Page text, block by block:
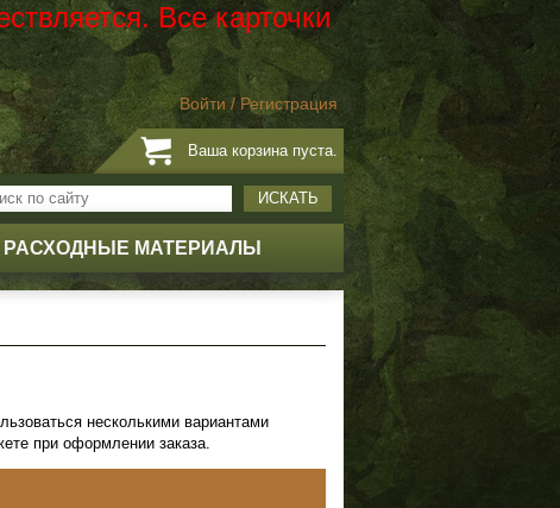
Все карточки
Войти / Регистрация
Ваша корзина пуста.
ИСКАТЬ
РАСХОДНЫЕ МАТЕРИАЛЫ
несколькими вариантами
при оформлении заказа.